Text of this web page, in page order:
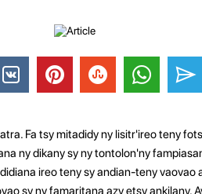
Fa tsy mitadidy ny lisitr'ireo teny
ny dikany sy ny tontolon'ny
ireo teny sy andian-teny vaovao
sy ny famaritana azy etsy ankilany.